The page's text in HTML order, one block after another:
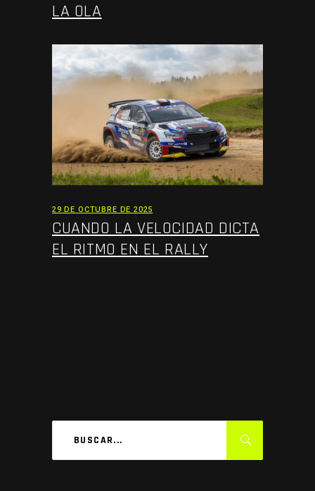
LA OLA
29 DE OCTUBRE DE 2025
CUANDO LA VELOCIDAD DICTA
EL RITMO EN EL RALLY